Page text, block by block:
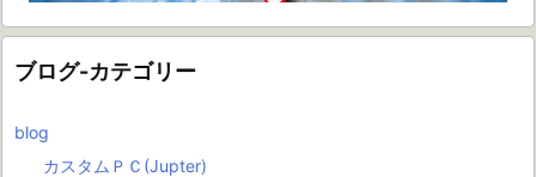
ブログ-カテゴリー
blog
カスタムＰＣ(Jupter)